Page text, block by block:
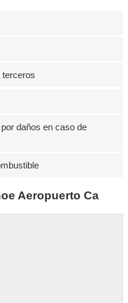
terceros
daños en caso de
Aeropuerto Ca